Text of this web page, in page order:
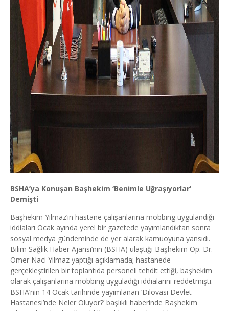
BSHA’ya Konuşan Başhekim ‘Benimle Uğraşıyorlar’
Demişti
Başhekim Yılmaz’ın hastane çalışanlarına mobbing uygulandığı
iddiaları Ocak ayında yerel bir gazetede yayımlandıktan sonra
sosyal medya gündeminde de yer alarak kamuoyuna yansıdı.
Bilim Sağlık Haber Ajansı’nın (BSHA) ulaştığı Başhekim Op. Dr.
Ömer Naci Yılmaz yaptığı açıklamada; hastanede
gerçekleştirilen bir toplantıda personeli tehdit ettiği, başhekim
olarak çalışanlarına mobbing uyguladığı iddialarını reddetmişti.
BSHA’nın 14 Ocak tarihinde yayımlanan ‘Dilovası Devlet
Hastanesi’nde Neler Oluyor?’ başlıklı haberinde Başhekim